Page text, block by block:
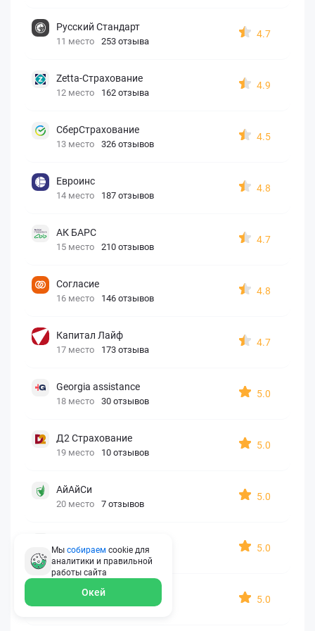
Русский Стандарт
11 место 253 отзыва
4.7
Zetta-Страхование
12 место 162 отзыва
4.9
СберСтрахование
13 место 326 отзывов
4.5
Евроинс
14 место 187 отзывов
4.8
АК БАРС
15 место 210 отзывов
4.7
Согласие
16 место 146 отзывов
4.8
Капитал Лайф
17 место 173 отзыва
4.7
Georgia assistance
18 место 30 отзывов
5.0
Д2 Страхование
19 место 10 отзывов
5.0
АйАйСи
20 место 7 отзывов
5.0
21 место 6 отзывов
5.0
ERGO AXA
22 место 2 отзыва
5.0
Мы собираем cookie для
аналитики и правильной
работы сайта
Окей